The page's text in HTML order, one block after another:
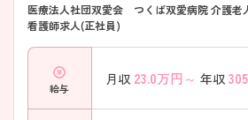
医療法人社団双愛会 つくば双愛病院 介護老
看護師求人(正社員)
給与
月収 23.0万円～ 年収 305